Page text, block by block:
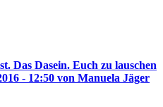
Das Dasein. Euch zu lauschen
- 12:50 von Manuela Jäger